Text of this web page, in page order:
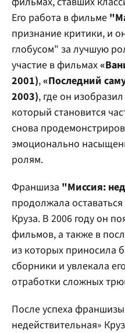
Его работа в фильме
признание критики, и
глобусом" за лучшую
участие в фильмах
2001),«Последний
2003), где он
который становится
снова
эмоционально
ролям.
Франшиза "Миссия:
продолжала
Круза. В 2006 году он
фильмов, а также в
из которых приносила
сборники и увлекала
отработки сложных
После успеха
недействительная»